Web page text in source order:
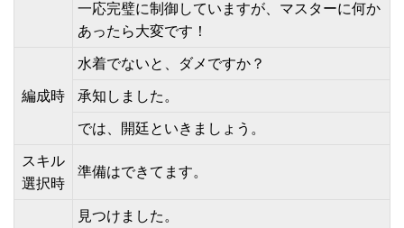
一応完璧に制御していますが、マスターに何か
あったら大変です！
編成時
水着でないと、ダメですか？
承知しました。
では、開廷といきましょう。
スキル
選択時
準備はできてます。
見つけました。